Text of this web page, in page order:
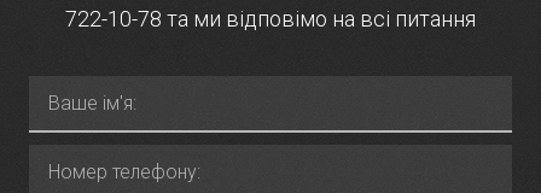
722-10-78 та ми відповімо на всі питання